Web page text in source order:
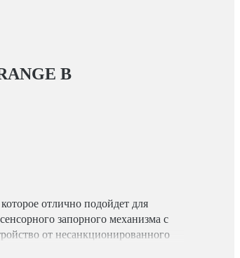
В
отлично подойдет для
запорного механизма с
от несанкционированного